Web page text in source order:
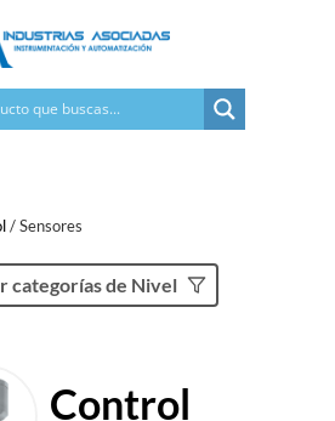
/Sensores
categorías de Nivel
Control